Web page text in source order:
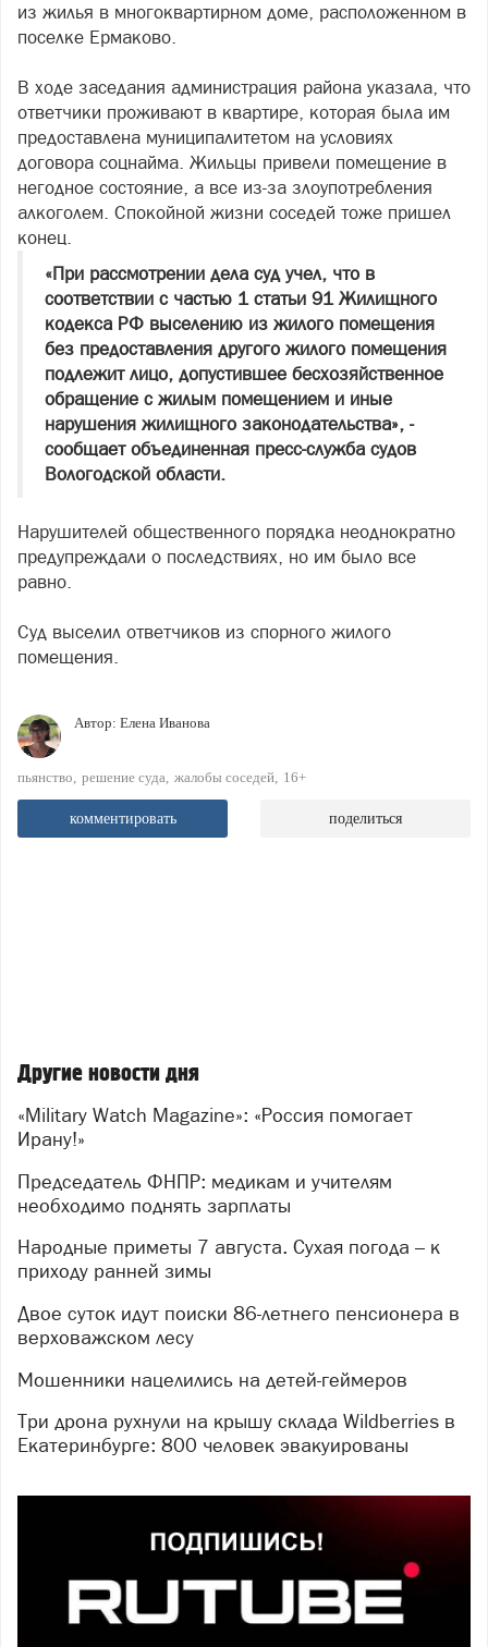
из жилья в многоквартирном доме, расположенном в
поселке Ермаково.
В ходе заседания администрация района указала, что
ответчики проживают в квартире, которая была им
предоставлена муниципалитетом на условиях
договора соцнайма. Жильцы привели помещение в
негодное состояние, а все из-за злоупотребления
алкоголем. Спокойной жизни соседей тоже пришел
конец.
«При рассмотрении дела суд учел, что в
соответствии с частью 1 статьи 91 Жилищного
кодекса РФ выселению из жилого помещения
без предоставления другого жилого помещения
подлежит лицо, допустившее бесхозяйственное
обращение с жилым помещением и иные
нарушения жилищного законодательства», -
сообщает объединенная пресс-служба судов
Вологодской области.
Нарушителей общественного порядка неоднократно
предупреждали о последствиях, но им было все
равно.
Суд выселил ответчиков из спорного жилого
помещения.
Автор: Елена Иванова
пьянство решение суда жалобы соседей 16+
комментировать поделиться
Другие новости дня
«Military Watch Magazine»: «Россия помогает
Ирану!»
Председатель ФНПР: медикам и учителям
необходимо поднять зарплаты
Народные приметы 7 августа. Сухая погода – к
приходу ранней зимы
Двое суток идут поиски 86-летнего пенсионера в
верховажском лесу
Мошенники нацелились на детей-геймеров
Три дрона рухнули на крышу склада Wildberries в
Екатеринбурге: 800 человек эвакуированы